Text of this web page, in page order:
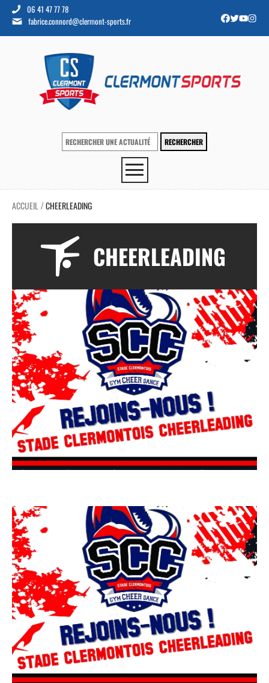
06 41 47 77 78
fabrice.connord@clermont-sports.fr
ACCUEIL /CHEERLEADING
CHEERLEADING